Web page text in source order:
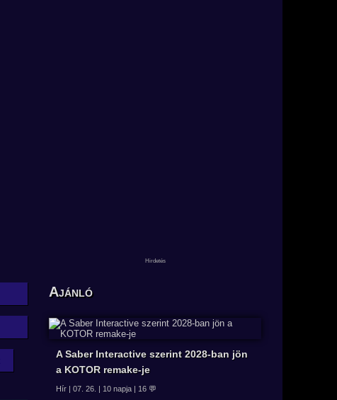
Ajánló
A Saber Interactive szerint 2028-ban jön
a KOTOR remake-je
Hír | 07. 26. | 10 napja | 16 💬